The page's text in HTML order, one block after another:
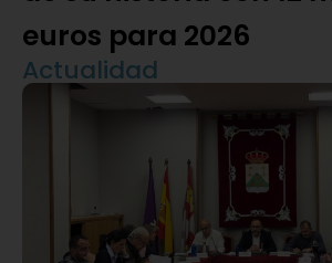
euros para 2026
Actualidad